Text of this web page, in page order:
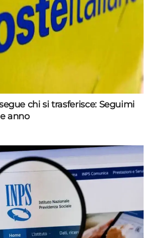
chi si trasferisce: Seguimi
anno